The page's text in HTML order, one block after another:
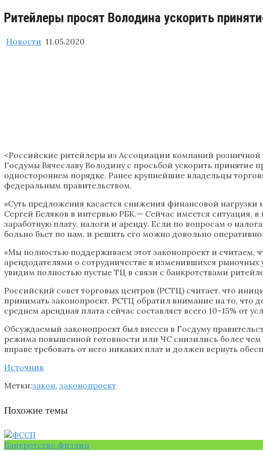
Ритейлеры просят Володина ускорить
Новости 11.05.2020
<Российские ритейлеры из Ассоциации компаний
Госдумы Вячеславу Володину с просьбой ускорить принятие
одностороннем порядке. Ранее крупнейшие владельцы
федеральным правительством.
«Суть предложения касается снижения финансовой
Сергей Беляков в интервью РБК.— Сейчас имеется ситуация,
заработную плату, налоги и аренду. Если по вопросам о
больно бьет по нам, и решить его можно довольно
«Мы полностью поддерживаем этот законопроект и считаем,
арендодателями о сотрудничестве в изменившихся
увидим полностью пустые ТЦ в связи с банкротствами
Российский совет торговых центров (РСТЦ) считает, что
принимать законопроект. РСТЦ обратил внимание на то, что
среднем арендная плата сейчас составляет всего 10–15% от
Обсуждаемый законопроект был внесен в Госдуму
режима повышенной готовности или ЧС снизились более чем
вправе требовать от него никаких плат и должен вернуть
Источник
Метки:закон, законопроект
Похожие темы
Банкротство физлиц